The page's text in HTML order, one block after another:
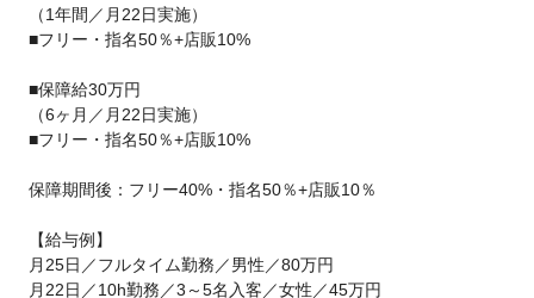
（1年間／月22日実施）
■フリー・指名50％+店販10%
■保障給30万円
（6ヶ月／月22日実施）
■フリー・指名50％+店販10%
保障期間後：フリー40%・指名50％+店販10％
【給与例】
月25日／フルタイム勤務／男性／80万円
月22日／10h勤務／3～5名入客／女性／45万円